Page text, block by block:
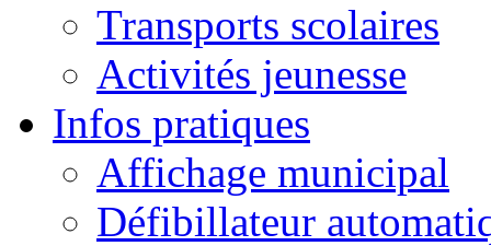
Transports scolaires
Activités jeunesse
Infos pratiques
Affichage municipal
Défibillateur